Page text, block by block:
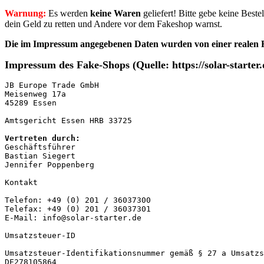
Warnung: Es werden keine Waren geliefert! Bitte gebe keine
dein Geld zu retten und Andere vor dem Fakeshop warnst.
Die im Impressum angegebenen Daten wurden von einer realen
Impressum des Fake-Shops (Quelle: https://solar-
JB Europe Trade GmbH
Meisenweg 17a
45289 Essen
Amtsgericht Essen HRB 33725
Vertreten durch:
Geschäftsführer
Bastian Siegert
Jennifer Poppenberg
Kontakt
Telefon: +49 (0) 201 / 36037300
Telefax: +49 (0) 201 / 36037301
E-Mail: info@solar-starter.de
Umsatzsteuer-ID
Umsatzsteuer-Identifikationsnummer gemäß § 27 a
DE278105864